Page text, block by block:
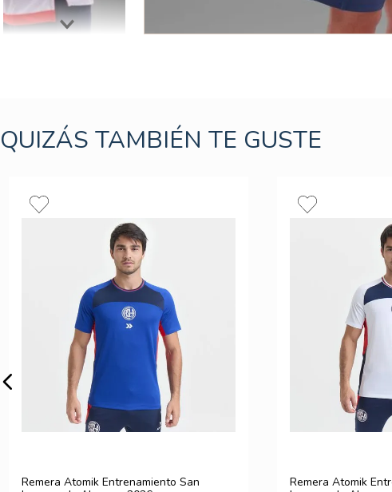
QUIZÁS TAMBIÉN TE GUSTE
Remera Atomik Entrenamiento San
Remera Atomik